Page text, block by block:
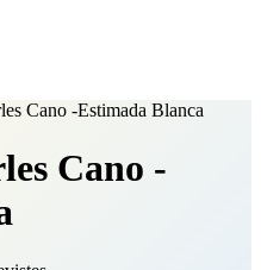
Cano -Estimada Blanca
Cano -